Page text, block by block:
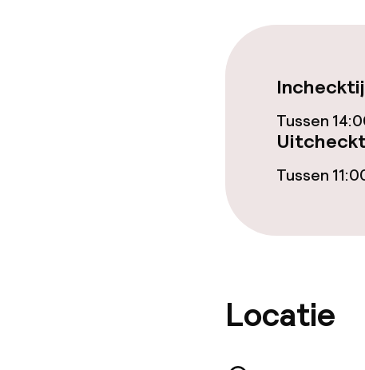
Zakelijke
Beleid
Overal rookvrij
Tussen
Tussen
Locatie